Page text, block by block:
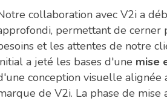
collaboration avec V2i a
permettant de cerner
et les attentes de notre
a jeté les bases d'une mise
conception visuelle alignée
de V2i. La phase de mise